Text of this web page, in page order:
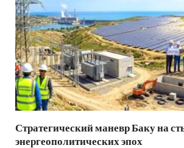
Стратегический маневр Баку на
энергеополитических эпох